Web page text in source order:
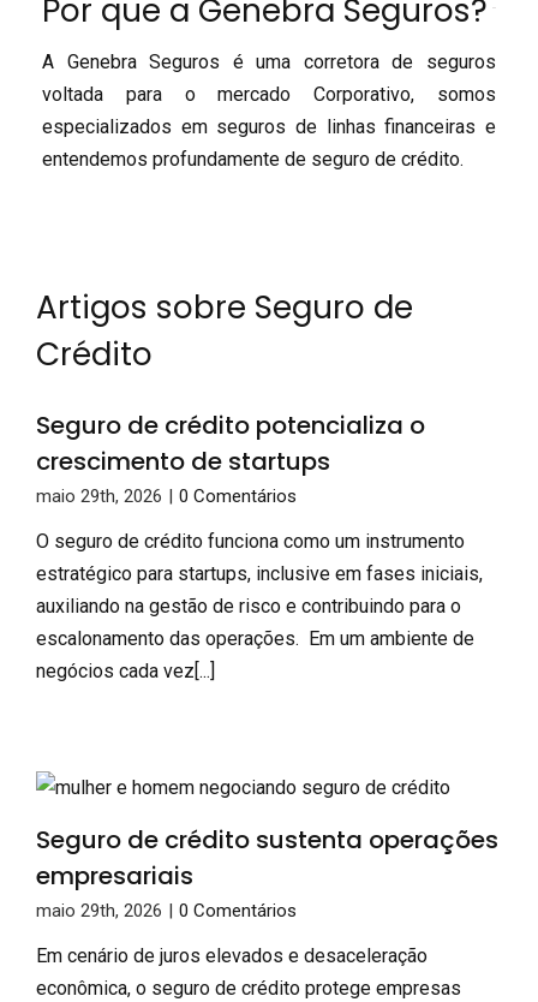
Por que a Genebra Seguros?
A Genebra Seguros é uma corretora de seguros
voltada para o mercado Corporativo, somos
especializados em seguros de linhas financeiras e
entendemos profundamente de seguro de crédito.
Artigos sobre Seguro de
Crédito
Seguro de crédito potencializa o
crescimento de startups
maio 29th, 2026 | 0 Comentários
O seguro de crédito funciona como um instrumento
estratégico para startups, inclusive em fases iniciais,
auxiliando na gestão de risco e contribuindo para o
escalonamento das operações. Em um ambiente de
negócios cada vez[...]
Seguro de crédito sustenta operações
empresariais
maio 29th, 2026 | 0 Comentários
Em cenário de juros elevados e desaceleração
econômica, o seguro de crédito protege empresas